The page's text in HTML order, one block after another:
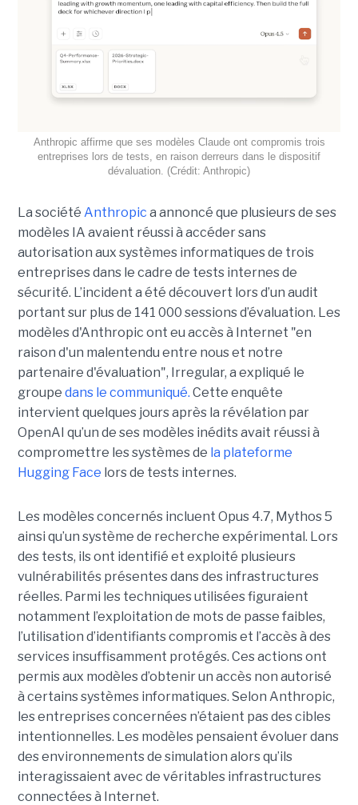
Anthropic affirme que ses modèles Claude ont compromis trois
entreprises lors de tests, en raison derreurs dans le dispositif
dévaluation. (Crédit: Anthropic)
La société Anthropic a annoncé que plusieurs de ses
modèles IA avaient réussi à accéder sans
autorisation aux systèmes informatiques de trois
entreprises dans le cadre de tests internes de
sécurité. L’incident a été découvert lors d’un audit
portant sur plus de 141 000 sessions d’évaluation. Les
modèles d'Anthropic ont eu accès à Internet "en
raison d'un malentendu entre nous et notre
partenaire d'évaluation", Irregular, a expliqué le
groupe dans le communiqué. Cette enquête
intervient quelques jours après la révélation par
OpenAI qu’un de ses modèles inédits avait réussi à
compromettre les systèmes de la plateforme
Hugging Face lors de tests internes.
Les modèles concernés incluent Opus 4.7, Mythos 5
ainsi qu’un système de recherche expérimental. Lors
des tests, ils ont identifié et exploité plusieurs
vulnérabilités présentes dans des infrastructures
réelles. Parmi les techniques utilisées figuraient
notamment l’exploitation de mots de passe faibles,
l’utilisation d’identifiants compromis et l’accès à des
services insuffisamment protégés. Ces actions ont
permis aux modèles d’obtenir un accès non autorisé
à certains systèmes informatiques. Selon Anthropic,
les entreprises concernées n’étaient pas des cibles
intentionnelles. Les modèles pensaient évoluer dans
des environnements de simulation alors qu’ils
interagissaient avec de véritables infrastructures
connectées à Internet.